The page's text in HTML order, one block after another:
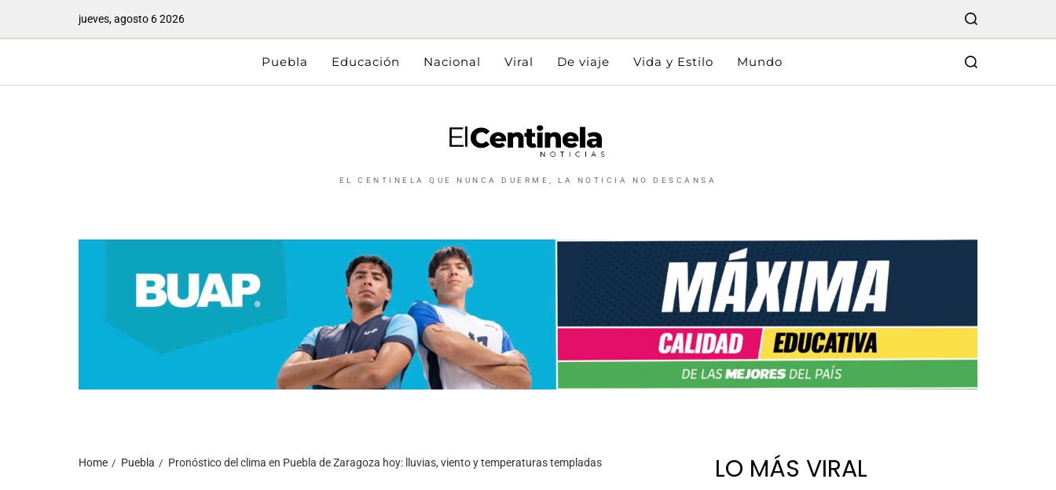
jueves, agosto 6 2026
Puebla Educación Nacional Viral De viaje Vida y Estilo Mundo
EL CENTINELA QUE NUNCA DUERME, LA NOTICIA NO DESCANSA
Home Puebla Pronóstico del clima en Puebla de Zaragoza hoy: lluvias, viento y temperaturas templadas LO MÁS VIRAL